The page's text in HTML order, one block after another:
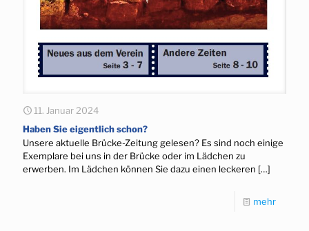
11. Januar 2024
Haben Sie eigentlich schon?
Unsere aktuelle Brücke-Zeitung gelesen? Es sind noch einige
Exemplare bei uns in der Brücke oder im Lädchen zu
erwerben. Im Lädchen können Sie dazu einen leckeren […]
mehr